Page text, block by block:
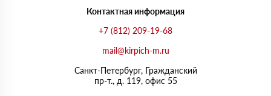
Контактная информация
+7 (812) 209-19-68
mail@kirpich-m.ru
Санкт-Петербург, Граждaнский
пр-т., д. 119, офис 55